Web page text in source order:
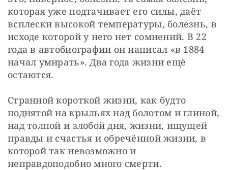
которая уже подтачивает его силы, даёт
всплески высокой температуры, болезнь, в
исходе которой у него нет сомнений. В 22
года в автобиографии он написал «в 1884
начал умирать». Два года жизни ещё
остаются.
Странной короткой жизни, как будто
поднятой на крыльях над болотом и глиной,
над толпой и злобой дня, жизни, ищущей
правды и счастья и обречённой жизни, в
которой так невозможно и
неправдоподобно много смерти.